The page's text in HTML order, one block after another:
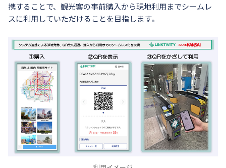
携することで、観光客の事前購入から現地利用までシームレ
スに利用していただけることを目指します。